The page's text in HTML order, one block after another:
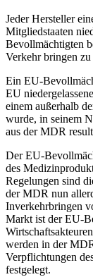
Jeder Hersteller
Mitgliedstaaten
Bevollmächtigten
Verkehr bringen
Ein EU-
EU
einem außerhalb
wurde, in seinem
aus der MDR
Der EU-
des
Regelungen sind
der MDR nun
Inverkehrbringen
Markt ist der EU-
werden in der
Verpflichtungen
festgelegt.